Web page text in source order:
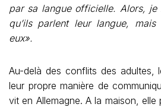
par sa langue officielle. Alors, je
qu’ils parlent leur langue,
eux».
Au-delà des conflits des adultes,
leur propre manière de
vit en Allemagne. A la maison, elle